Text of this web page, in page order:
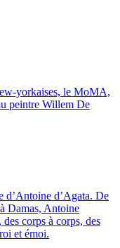
yorkaises, le MoMA,
peintre Willem De
d’Antoine d’Agata. De
Damas, Antoine
corps à corps, des
et émoi.